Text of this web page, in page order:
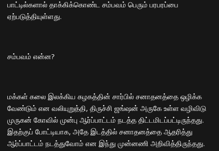
பாட்டில்களால் தாக்கிக்கொண்ட சம்பவம் பெரும் பரபரப்பை
ஏற்படுத்தியுள்ளது.
​சம்பவம் என்ன?
​மக்கள் கலை இலக்கிய கழகத்தின் சார்பில் சனாதனத்தை ஒழிக்க
வேண்டும் என வலியுறுத்தி, திருச்சி ஜங்ஷன் அருகே உள்ள வழிவிடு
முருகன் கோவில் முன்பு ஆர்ப்பாட்டம் நடத்த திட்டமிடப்பட்டிருந்தது.
இதற்குப் போட்டியாக, அதே இடத்தில் சனாதனத்தை ஆதரித்து
ஆர்ப்பாட்டம் நடத்துவோம் என இந்து முன்னணி அறிவித்திருந்தது.